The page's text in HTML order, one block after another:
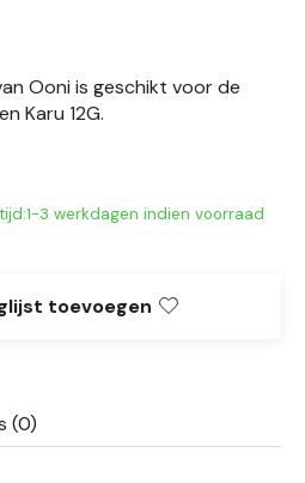
Ooni is geschikt voor de
Karu 12G.
is
3 werkdagen indien voorraad
toevoegen
(0)